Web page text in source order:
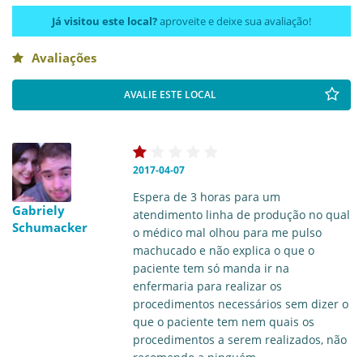
Já visitou este local?aproveite e deixe sua avaliação!
Avaliações
AVALIE ESTE LOCAL
Gabriely
Schumacker
2017-04-07
Espera de 3 horas para um
atendimento linha de produção no qual
o médico mal olhou para me pulso
machucado e não explica o que o
paciente tem só manda ir na
enfermaria para realizar os
procedimentos necessários sem dizer o
que o paciente tem nem quais os
procedimentos a serem realizados, não